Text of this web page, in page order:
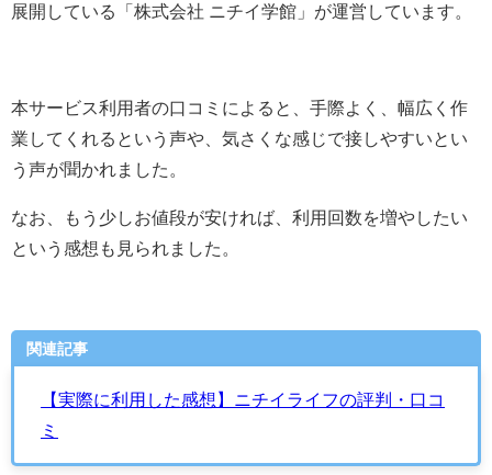
展開 している「 株式会社 ニチイ学館 」が運営しています。
本サービス利用者の口コミによると、手際よく、幅広く作
業してくれるという声や、気さくな感じで接しやすいとい
う声が聞かれました。
なお、もう少しお値段が安ければ、利用回数を増やしたい
という感想も見られました。
関連記事
【実際に利用した感想】ニチイライフの評判・口コ
ミ